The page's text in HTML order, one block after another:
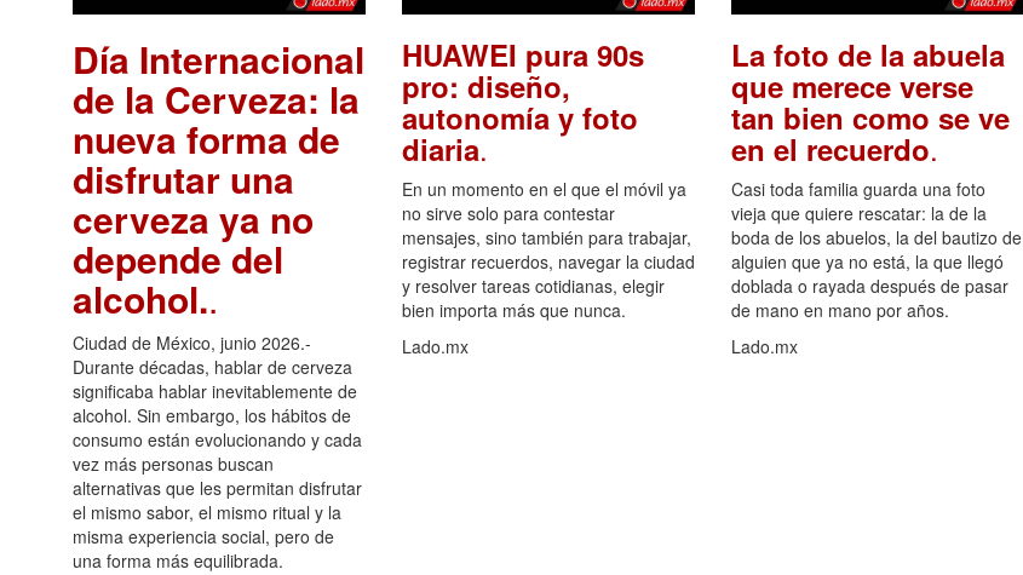
Día Internacional
de la Cerveza: la
nueva forma de
disfrutar una
cerveza ya no
depende del
alcohol..
Ciudad de México, junio 2026.-
Durante décadas, hablar de cerveza
significaba hablar inevitablemente de
alcohol. Sin embargo, los hábitos de
consumo están evolucionando y cada
vez más personas buscan
alternativas que les permitan disfrutar
el mismo sabor, el mismo ritual y la
misma experiencia social, pero de
una forma más equilibrada.
HUAWEI pura 90s
pro: diseño,
autonomía y foto
diaria.
En un momento en el que el móvil ya
no sirve solo para contestar
mensajes, sino también para trabajar,
registrar recuerdos, navegar la ciudad
y resolver tareas cotidianas, elegir
bien importa más que nunca.
Lado.mx
La foto de la abuela
que merece verse
tan bien como se ve
en el recuerdo.
Casi toda familia guarda una foto
vieja que quiere rescatar: la de la
boda de los abuelos, la del bautizo de
alguien que ya no está, la que llegó
doblada o rayada después de pasar
de mano en mano por años.
Lado.mx